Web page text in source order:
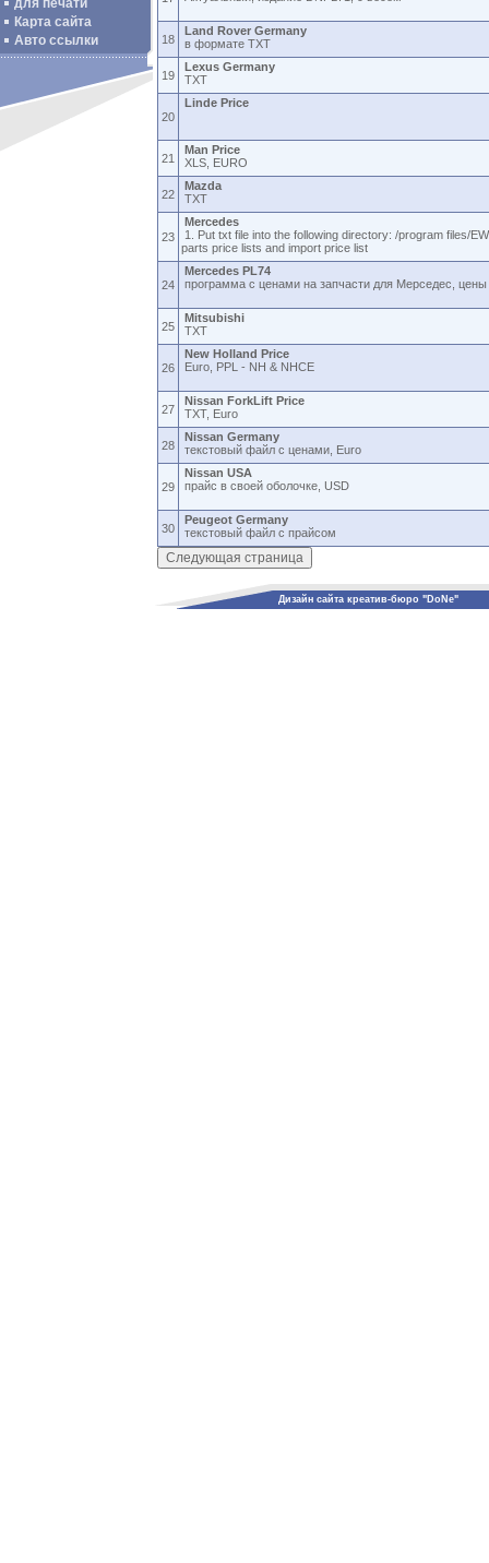
для печати
Карта сайта
Авто ссылки
18
Land Rover Germany
в формате TXT
19
Lexus Germany
TXT
20
Linde Price
21
Man Price
XLS, EURO
22
Mazda
TXT
23
Mercedes
1. Put txt file into the following directory: /program files/
parts price lists and import price list
24
Mercedes PL74
программа с ценами на запчасти для Мерседес, цены
25
Mitsubishi
TXT
26
New Holland Price
Euro, PPL - NH & NHCE
27
Nissan ForkLift Price
TXT, Euro
28
Nissan Germany
текстовый файл с ценами, Euro
29
Nissan USA
прайс в своей оболочке, USD
30
Peugeot Germany
текстовый файл с прайсом
Дизайн сайта креатив-бюро "DoNe"